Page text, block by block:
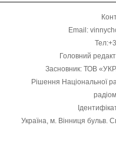
Email:
Головний
Засновник: ТОВ
Рішення Національної
Україна, м. Вінниця бульв.